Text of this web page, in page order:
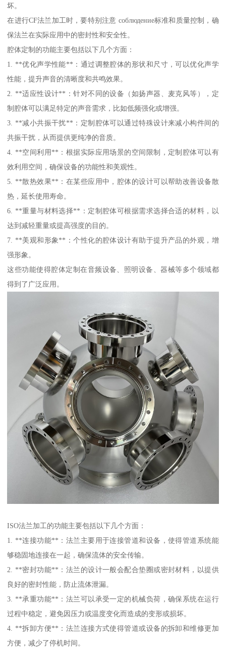
坏。
在进行CF法兰加工时，要特别注意 соблюдение标准和质量控制，确
保法兰在实际应用中的密封性和安全性。
腔体定制的功能主要包括以下几个方面：
1. **优化声学性能**：通过调整腔体的形状和尺寸，可以优化声学
性能，提升声音的清晰度和共鸣效果。
2. **适应性设计**：针对不同的设备（如扬声器、麦克风等），定
制腔体可以满足特定的声音需求，比如低频强化或增强。
3. **减小共振干扰**：定制腔体可以通过特殊设计来减小构件间的
共振干扰，从而提供更纯净的音质。
4. **空间利用**：根据实际应用场景的空间限制，定制腔体可以有
效利用空间，确保设备的功能性和美观性。
5. **散热效果**：在某些应用中，腔体的设计可以帮助改善设备散
热，延长使用寿命。
6. **重量与材料选择**：定制腔体可根据需求选择合适的材料，以
达到减轻重量或提高强度的目的。
7. **美观和形象**：个性化的腔体设计有助于提升产品的外观，增
强形象。
这些功能使得腔体定制在音频设备、照明设备、器械等多个领域都
得到了广泛应用。
ISO法兰加工的功能主要包括以下几个方面：
1. **连接功能**：法兰主要用于连接管道和设备，使得管道系统能
够稳固地连接在一起，确保流体的安全传输。
2. **密封功能**：法兰的设计一般会配合垫圈或密封材料，以提供
良好的密封性能，防止流体泄漏。
3. **承重功能**：法兰可以承受一定的机械负荷，确保系统在运行
过程中稳定，避免因压力或温度变化而造成的变形或损坏。
4. **拆卸方便**：法兰连接方式使得管道或设备的拆卸和维修更加
方便，减少了停机时间。